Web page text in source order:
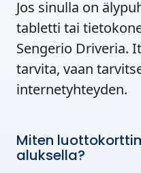
Jos sinulla on
tabletti tai
Sengerio Driveria.
tarvita, vaan
internetyhteyden.
Miten
aluksella?